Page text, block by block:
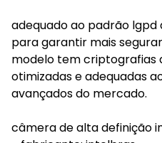
adequado ao padrão
para garantir mais
modelo tem criptografias
otimizadas e adequadas
avançados do mercado.
câmera de alta definição